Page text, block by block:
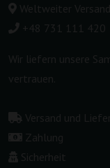
Weltweiter Versand
+48 731 111 420
Wir liefern unsere
vertrauen.
Versand und
Zahlung
Sicherheit